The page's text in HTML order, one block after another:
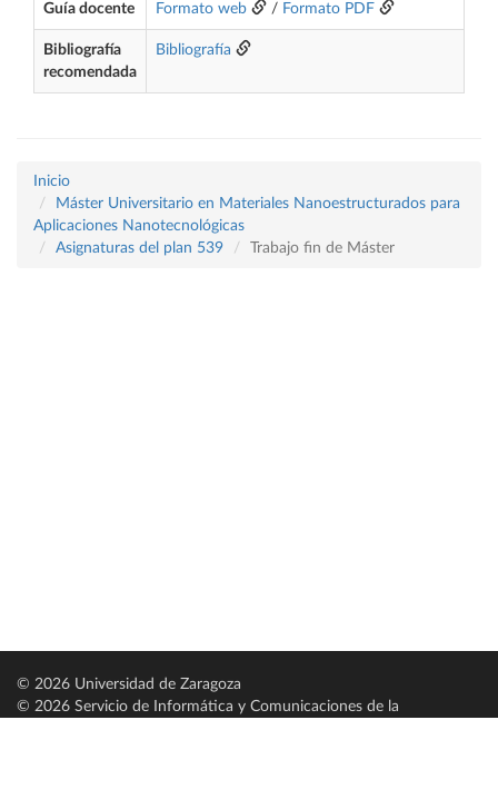
Guía docente Formato web / Formato PDF
Bibliografía
recomendada
Bibliografía
Inicio
Máster Universitario en Materiales Nanoestructurados para
Aplicaciones Nanotecnológicas
Asignaturas del plan 539
Trabajo fin de Máster
© 2026 Universidad de Zaragoza
© 2026 Servicio de Informática y Comunicaciones de la